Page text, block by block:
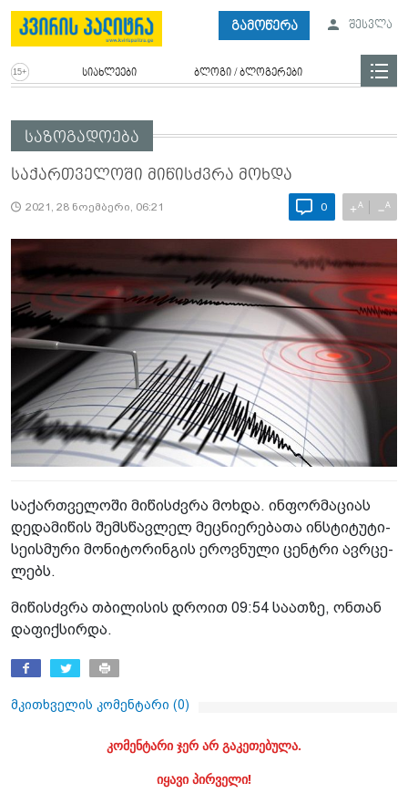
გამოწერა შესვლა
სიახლეები ბლოგი / ბლოგერები
საზოგადოება
სა­ქარ­თვე­ლო­ში მი­წისძვრა მოხ­და
2021, 28 ნოემბერი, 06:21 0 +A −A
სა­ქარ­თვე­ლო­ში მი­წისძვრა მოხ­და. ინ­ფორ­მა­ცი­ას
დე­და­მი­წის შემ­სწავ­ლელ მეც­ნი­ე­რე­ბა­თა ინ­სტი­ტუ­ტი-
სე­ის­მუ­რი მო­ნი­ტო­რინ­გის ეროვ­ნუ­ლი ცენ­ტრი ავ­რცე­
ლებს.
მი­წისძვრა თბი­ლი­სის დრო­ით 09:54 სა­ათ­ზე, ონ­თან
და­ფიქ­სირ­და.
მკითხველის კომენტარი (0)
კომენტარი ჯერ არ გაკეთებულა.
იყავი პირველი!